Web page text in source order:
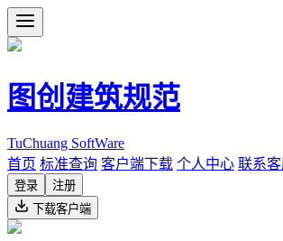
图创建筑规范
TuChuang SoftWare
首页 标准查询 客户端下载 个人中心 联系
登录
注册
下载客户端